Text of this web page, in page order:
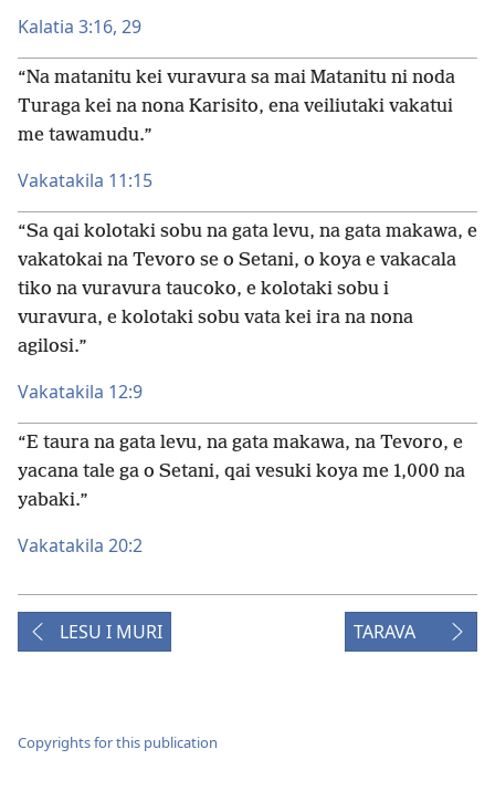
Kalatia 3:16, 29
“Na matanitu kei vuravura sa mai Matanitu ni noda
Turaga kei na nona Karisito, ena veiliutaki vakatui
me tawamudu.”
Vakatakila 11:15
“Sa qai kolotaki sobu na gata levu, na gata makawa, e
vakatokai na Tevoro se o Setani, o koya e vakacala
tiko na vuravura taucoko, e kolotaki sobu i
vuravura, e kolotaki sobu vata kei ira na nona
agilosi.”
Vakatakila 12:9
“E taura na gata levu, na gata makawa, na Tevoro, e
yacana tale ga o Setani, qai vesuki koya me 1,000 na
yabaki.”
Vakatakila 20:2
LESU I MURI TARAVA
Copyrights for this publication